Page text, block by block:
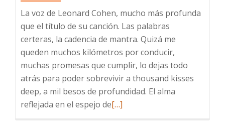
La voz de Leonard Cohen, mucho más profunda
que el título de su canción. Las palabras
certeras, la cadencia de mantra. Quizá me
queden muchos kilómetros por conducir,
muchas promesas que cumplir, lo dejas todo
atrás para poder sobrevivir a thousand kisses
deep, a mil besos de profundidad. El alma
reflejada en el espejo deLeer
[…]